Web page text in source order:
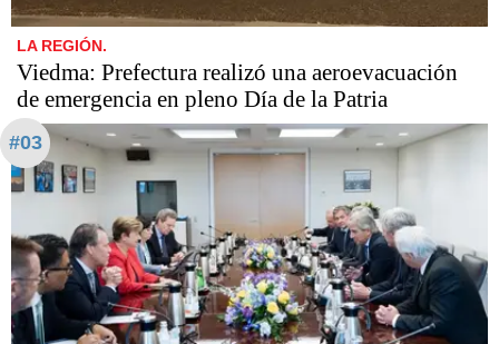
LA REGIÓN.
Viedma: Prefectura realizó una aeroevacuación
de emergencia en pleno Día de la Patria
#03